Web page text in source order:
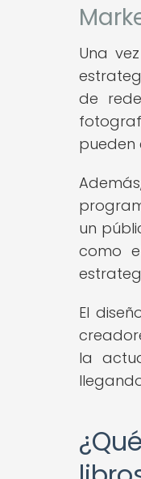
Una
de
pueden
un
como
El
la